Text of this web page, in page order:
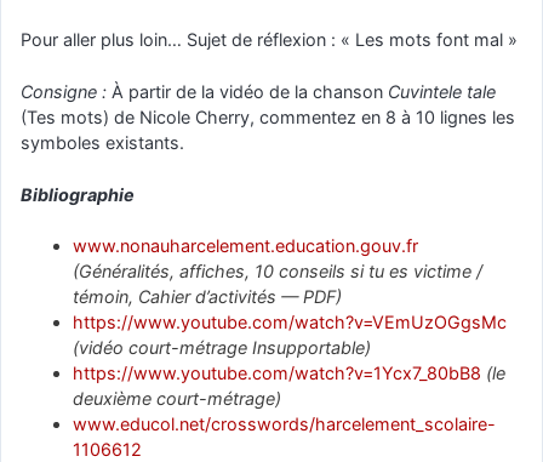
Pour aller plus loin… Sujet de réflexion : « Les mots font mal »
Consigne : À partir de la vidéo de la chanson Cuvintele tale
(Tes mots) de Nicole Cherry, commentez en 8 à 10 lignes les
symboles existants.
Bibliographie
www.nonauharcelement.education.gouv.fr
(Généralités, affiches, 10 conseils si tu es victime /
témoin, Cahier d’activités — PDF)
https://www.youtube.com/watch?v=VEmUzOGgsMc
(vidéo court-métrage Insupportable)
https://www.youtube.com/watch?v=1Ycx7_80bB8 (le
deuxième court-métrage)
www.educol.net/crosswords/harcelement_scolaire-
1106612